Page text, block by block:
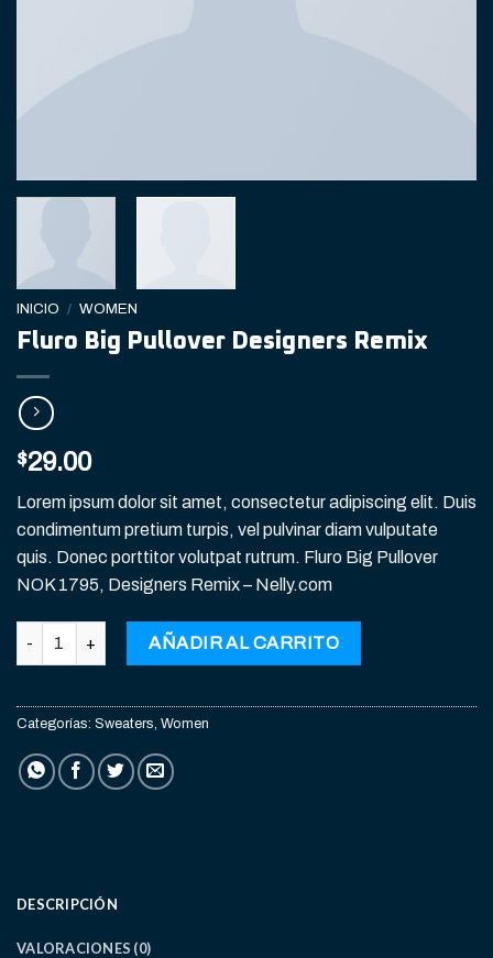
INICIO / WOMEN
Fluro Big Pullover Designers Remix
$29.00
Lorem ipsum dolor sit amet, consectetur adipiscing elit. Duis
condimentum pretium turpis, vel pulvinar diam vulputate
quis. Donec porttitor volutpat rutrum. Fluro Big Pullover
NOK 1795, Designers Remix – Nelly.com
Fluro Big Pullover Designers Remix cantidad
AÑADIR AL CARRITO
Categorías: Sweaters Women
DESCRIPCIÓN
VALORACIONES (0)